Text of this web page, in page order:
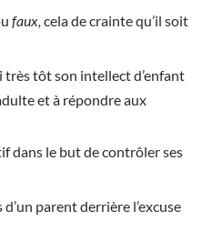
faux, cela de crainte qu’il soit
très tôt son intellect d’enfant
et à répondre aux
dans le but de contrôler ses
parent derrière l’excuse